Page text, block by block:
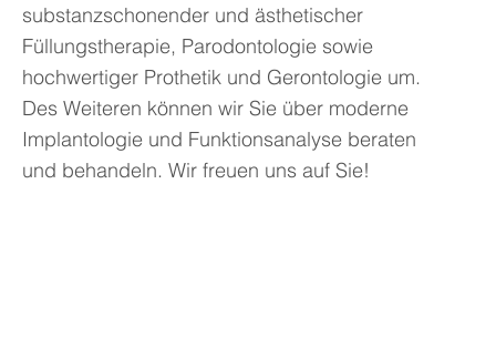
substanzschonender und ästhetischer
Füllungstherapie, Parodontologie sowie
hochwertiger Prothetik und Gerontologie um.
Des Weiteren können wir Sie über moderne
Implantologie und Funktionsanalyse beraten
und behandeln. Wir freuen uns auf Sie!